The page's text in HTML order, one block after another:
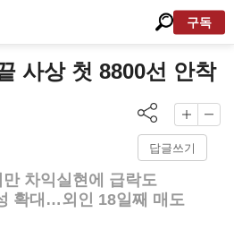
구독
사상 첫 8800선 안착
답글쓰기
차익실현에 급락도
확대…외인 18일째 매도